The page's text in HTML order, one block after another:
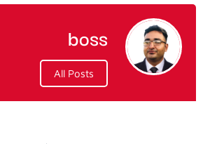
boss
All Posts